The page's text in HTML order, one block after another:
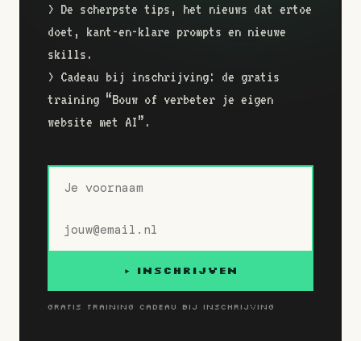
> De scherpste tips, het nieuws dat ertoe
doet, kant-en-klare prompts en nieuwe
skills.
> Cadeau bij inschrijving: de gratis
training “Bouw of verbeter je eigen
website met AI”.
mailadres
▸ INSCHRIJVEN
GRATIS TRAINING CADEAU BIJ INSCHRIJVING